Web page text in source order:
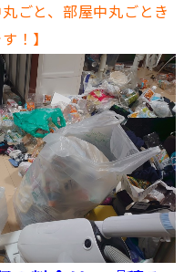
ごと、部屋中丸ごとき
！】